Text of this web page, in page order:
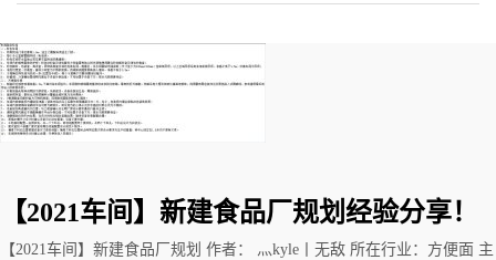
【2021车间】新建食品厂规划经验分享！
【2021车间】新建食品厂规划 作者： 灬kyle丨无敌 所在行业：方便面 主